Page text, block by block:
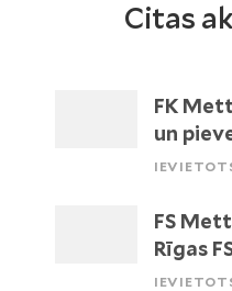
Citas
FK
un
FS
Rīgas